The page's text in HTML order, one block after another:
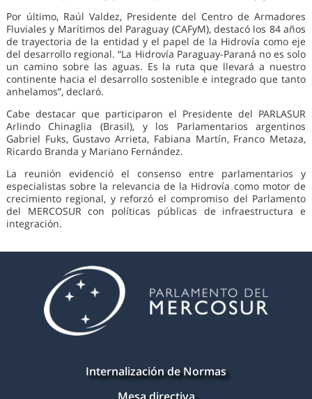
Por último, Raúl Valdez, Presidente del Centro de Armadores
Fluviales y Marítimos del Paraguay (CAFyM), destacó los 84 años
de trayectoria de la entidad y el papel de la Hidrovía como eje
del desarrollo regional. “La Hidrovía Paraguay-Paraná no es solo
un camino sobre las aguas. Es la ruta que llevará a nuestro
continente hacia el desarrollo sostenible e integrado que tanto
anhelamos”, declaró.
Cabe destacar que participaron el Presidente del PARLASUR
Arlindo Chinaglia (Brasil), y los Parlamentarios argentinos
Gabriel Fuks, Gustavo Arrieta, Fabiana Martín, Franco Metaza,
Ricardo Branda y Mariano Fernández.
La reunión evidenció el consenso entre parlamentarios y
especialistas sobre la relevancia de la Hidrovía como motor de
crecimiento regional, y reforzó el compromiso del Parlamento
del MERCOSUR con políticas públicas de infraestructura e
integración.
Internalización de Normas
Mesa directiva